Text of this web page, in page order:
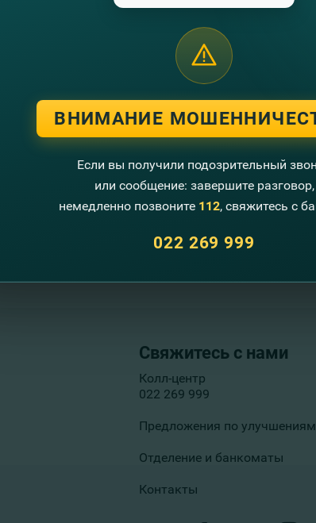
ПЕРЕЙТИ НА ГЛАВНУЮ
Свяжитесь с нами
Колл-центр
022 269 999
Предложения по улучшениям
Отделение и банкоматы
Контакты
ВНИМАНИЕ
Если вы получили подозрительный
или сообщение: завершите разговор,
немедленно позвоните 112, свяжитесь с
022 269 999